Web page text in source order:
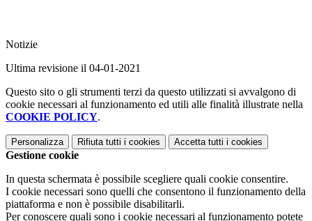
Notizie
Ultima revisione il 04-01-2021
Questo sito o gli strumenti terzi da questo utilizzati si avvalgono di
cookie necessari al funzionamento ed utili alle finalità illustrate nella
COOKIE POLICY.
Personalizza Rifiuta tutti i cookies Accetta tutti i cookies
Gestione cookie
In questa schermata è possibile scegliere quali cookie consentire.
I cookie necessari sono quelli che consentono il funzionamento della
piattaforma e non è possibile disabilitarli.
Per conoscere quali sono i cookie necessari al funzionamento potete